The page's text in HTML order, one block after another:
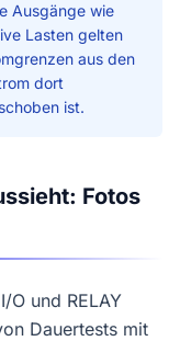
Ausgänge wie
Lasten gelten
aus den
dort
ist.
Fotos
O und RELAY
Dauertests mit